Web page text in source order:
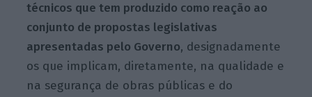
técnicos que tem produzido como reação ao
conjunto de propostas legislativas
apresentadas pelo Governo, designadamente
os que implicam, diretamente, na qualidade e
na segurança de obras públicas e do